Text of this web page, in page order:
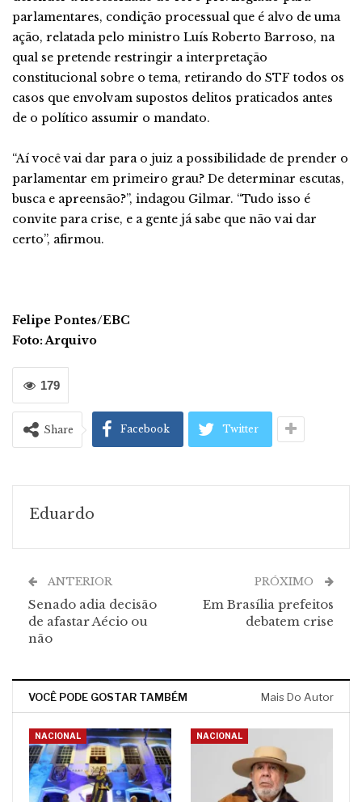
parlamentares, condição processual que é alvo de uma
ação, relatada pelo ministro Luís Roberto Barroso, na
qual se pretende restringir a interpretação
constitucional sobre o tema, retirando do STF todos os
casos que envolvam supostos delitos praticados antes
de o político assumir o mandato.
“Aí você vai dar para o juiz a possibilidade de prender o
parlamentar em primeiro grau? De determinar escutas,
busca e apreensão?”, indagou Gilmar. “Tudo isso é
convite para crise, e a gente já sabe que não vai dar
certo”, afirmou.
Felipe Pontes/EBC
Foto: Arquivo
179
Share Facebook Twitter
Eduardo
ANTERIOR
Senado adia decisão
de afastar Aécio ou
não
PRÓXIMO
Em Brasília prefeitos
debatem crise
VOCÊ PODE GOSTAR TAMBÉM Mais Do Autor
NACIONAL NACIONAL